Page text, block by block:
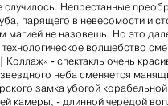
Непрестанные
парящего в невесомости и
магией не назовешь. Но это
волшебство
Коллаж» - спектакль очень
звездного неба сменяется
замка убогой
камеры, - длинной чередой